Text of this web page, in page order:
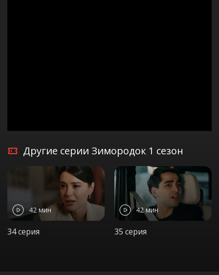
Другие серии Зимородок 1 сезон
42 мин
34 серия
42 мин
35 серия